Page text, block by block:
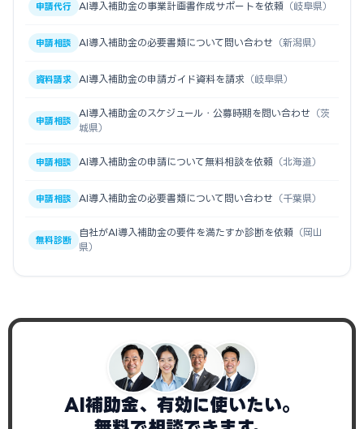
申請代行 AI導入補助金の事業計画書作成サポートを依頼 （岐阜県）
申請相談 AI導入補助金の必要書類について問い合わせ （新潟県）
資料請求 AI導入補助金の申請ガイド資料を請求 （岐阜県）
申請相談
AI導入補助金のスケジュール・公募時期を問い合わせ （茨
城県）
申請相談 AI導入補助金の申請について無料相談を依頼 （北海道）
申請相談 AI導入補助金の必要書類について問い合わせ （千葉県）
無料診断
自社がAI導入補助金の要件を満たすか診断を依頼 （岡山
県）
AI補助金、有効に使いたい。